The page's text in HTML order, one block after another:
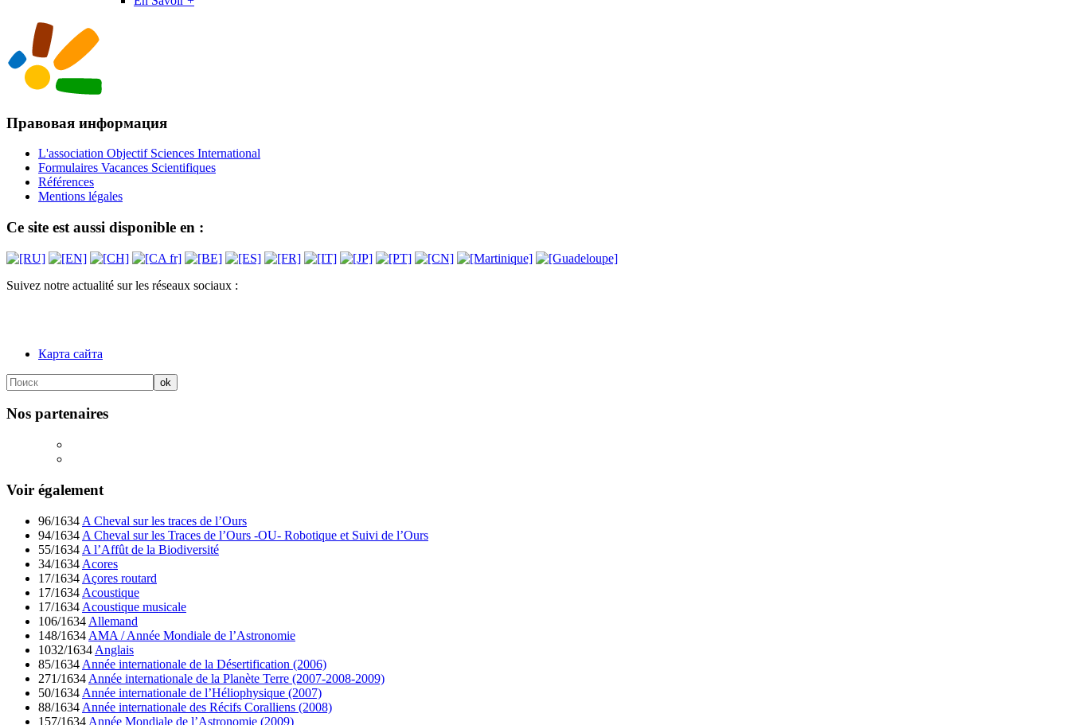
Правовая информация
L'association Objectif Sciences International
Formulaires Vacances Scientifiques
Références
Mentions légales
Ce site est aussi disponible en :
Suivez notre actualité sur les réseaux sociaux :
Карта сайта
Nos partenaires
Voir également
96/1634 A Cheval sur les traces de l’Ours
94/1634 A Cheval sur les Traces de l’Ours -OU- Robotique et Suivi de l’Ours
55/1634 A l’Affût de la Biodiversité
34/1634 Acores
17/1634 Açores routard
17/1634 Acoustique
17/1634 Acoustique musicale
106/1634 Allemand
148/1634 AMA / Année Mondiale de l’Astronomie
1032/1634 Anglais
85/1634 Année internationale de la Désertification (2006)
271/1634 Année internationale de la Planète Terre (2007-2008-2009)
50/1634 Année internationale de l’Héliophysique (2007)
88/1634 Année internationale des Récifs Coralliens (2008)
157/1634 Année Mondiale de l’Astronomie (2009)